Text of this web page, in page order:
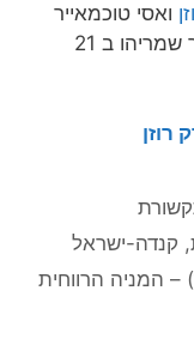
ואסי טוכמאייר
את מגרש בית הספר האמריקני בכפר שמריהו ב 21
רוזן
, קנדה-ישראל
– המניה הרווחית